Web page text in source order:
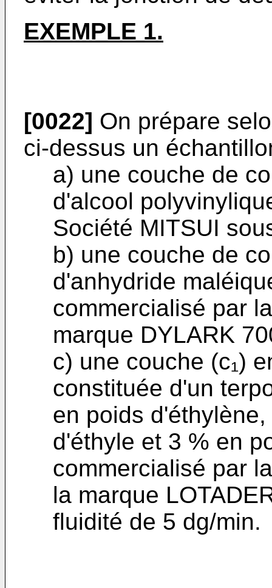
EXEMPLE 1.
[0022] On prépare
ci-dessus un
a) une couche de
d'alcool
Société MITSUI
b) une couche de
d'anhydride
commercialisé par
marque DYLARK
c) une couche (c₁)
constituée d'un
en poids
d'éthyle et 3 % en
commercialisé par
la marque
fluidité de 5 dg/min.